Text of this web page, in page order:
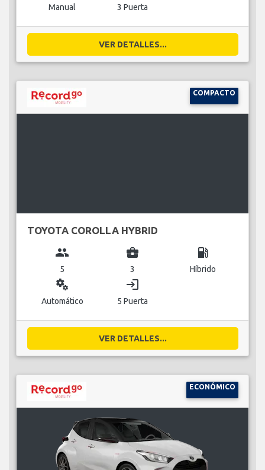
Manual 3 Puerta
VER DETALLES...
COMPACTO
TOYOTA COROLLA HYBRID
group
5
business_center
3
local_gas_station
Híbrido
miscellaneous_services
Automático
login
5 Puerta
VER DETALLES...
ECONÓMICO